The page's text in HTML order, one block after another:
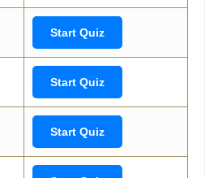
Start Quiz
Start Quiz
Start Quiz